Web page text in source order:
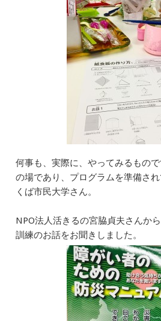
何事も、実際に、やってみるもの
の場であり、プログラムを準備さ
くば市民大学さん。
NPO法人活きるの宮脇貞夫さんか
訓練のお話をお聞きしました。